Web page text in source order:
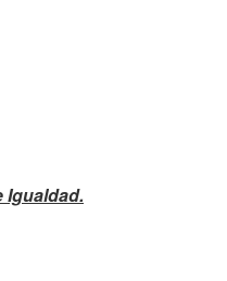
Igualdad.